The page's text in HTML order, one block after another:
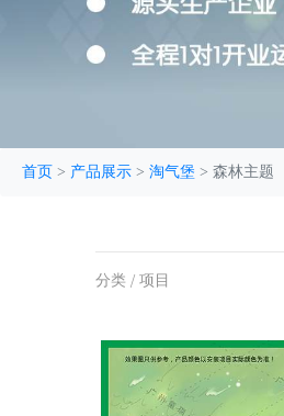
首页 > 产品展示 > 淘气堡 > 森林主题
分类 / 项目